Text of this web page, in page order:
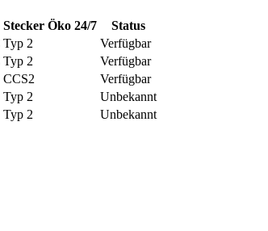
Stecker Öko 24/7
Status
Typ 2
Verfügbar
Typ 2
Verfügbar
CCS2
Verfügbar
Typ 2
Unbekannt
Typ 2
Unbekannt